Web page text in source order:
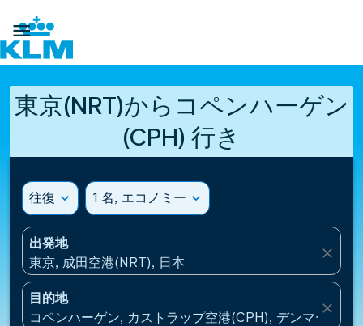

東京(NRT)からコペンハーゲン
(CPH) 行き
往復 expand_more 1 名, エコノミー expand_more
出発地
東京, 成田空港(NRT), 日本
close
目的地
コペンハーゲン, カストラップ空港(CPH), デンマーク
close